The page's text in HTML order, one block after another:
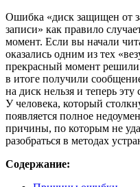
Ошибка «диск защищен от
записи» как правило
момент. Если вы начали
оказались одним из тех
прекрасный момент решили
в итоге получили
на диск нельзя и теперь
У человека, который
появляется полное
причины, по которым не
разобраться в методах
Содержание: